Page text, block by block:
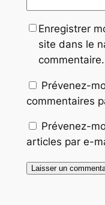
Enregistrer
site dans le
commentaire.
Prévenez-
commentaires
Prévenez-
articles par e-